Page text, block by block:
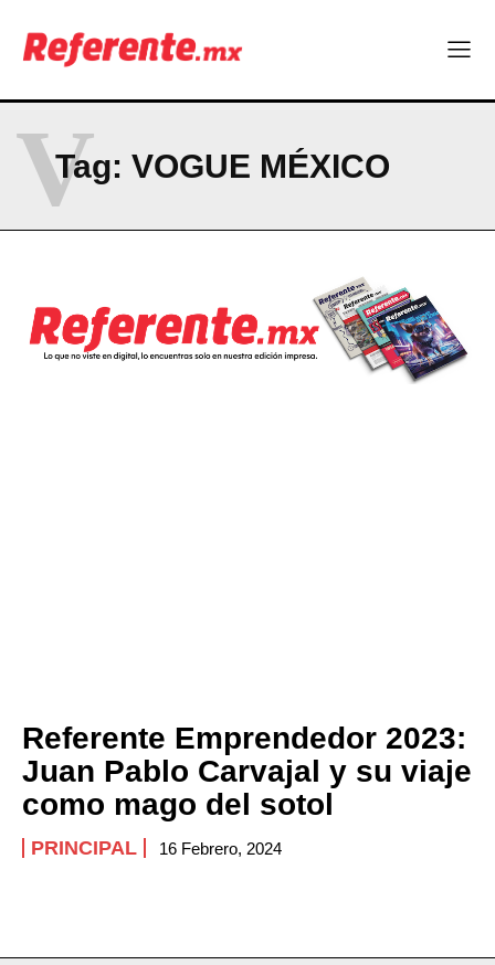
Company
CONTACT
PRIVACY POLICY
NEWSLETTER
Tag: VOGUE MÉXICO
V
Referente Emprendedor 2023:
Juan Pablo Carvajal y su viaje
como mago del sotol
PRINCIPAL 16 Febrero, 2024